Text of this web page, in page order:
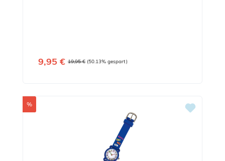
Verkaufspreis:
9,95 € Regulärer Preis:
19,95 € (50.13% gespart)
Rabatt
%